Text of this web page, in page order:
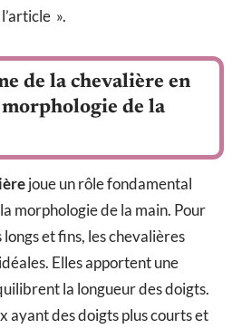
».
de la chevalière en
de la
joue un rôle fondamental
morphologie de la main. Pour
et fins, les chevalières
Elles apportent une
la longueur des doigts.
ayant des doigts plus courts et